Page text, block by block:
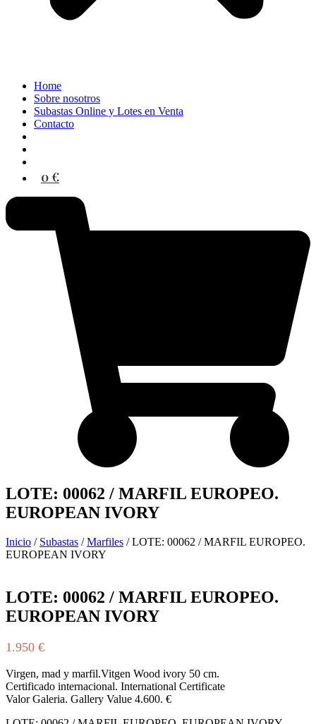
Home
Sobre nosotros
Subastas Online y Lotes en Venta
Contacto
0 €
LOTE: 00062 / MARFIL EUROPEO.
EUROPEAN IVORY
Inicio / Subastas /Marfiles / LOTE: 00062 / MARFIL EUROPEO.
EUROPEAN IVORY
LOTE: 00062 / MARFIL EUROPEO.
EUROPEAN IVORY
1.950 €
Virgen, mad y marfil.Vitgen Wood ivory 50 cm.
Certificado internacional. International Certificate
Valor Galeria. Gallery Value 4.600. €